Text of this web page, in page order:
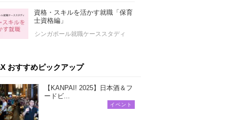
資格・スキルを活かす就職「保育
士資格編」
シンガポール就職ケーススタディ
おすすめピックアップ
【KANPAI! 2025】日本酒＆フ
ードビ...
イベント